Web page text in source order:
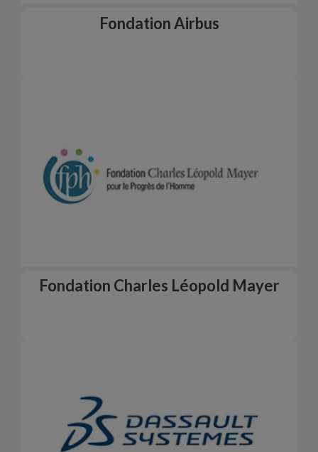
Fondation Airbus
Fondation Charles Léopold Mayer